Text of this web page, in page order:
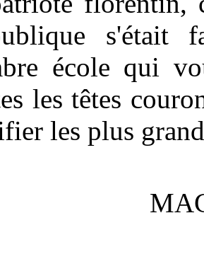
s'était
école qui
les têtes
les plus